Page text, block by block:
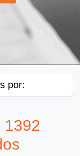
por:
1392